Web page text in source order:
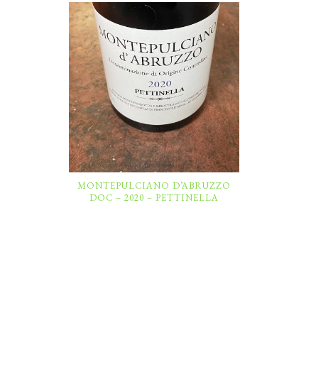
MONTEPULCIANO D’ABRUZZO
DOC – 2020 – PETTINELLA